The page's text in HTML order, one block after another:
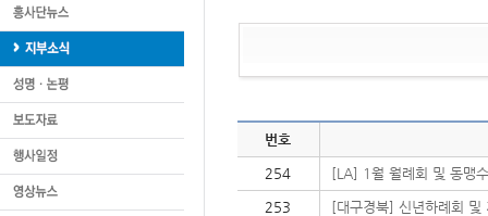
번호
254 [LA] 1월 월례회 및 동맹
253 [대구경북] 신년하례회 및